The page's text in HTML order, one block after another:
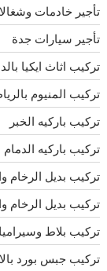
تأجير خادمات
تأجير سيارات جدة
تركيب اثاث ايكيا
تركيب المنيوم
تركيب باركيه الخبر
تركيب باركيه الدمام
تركيب بديل الرخام
تركيب بديل الرخام
تركيب بلاط
تركيب جبس بورد